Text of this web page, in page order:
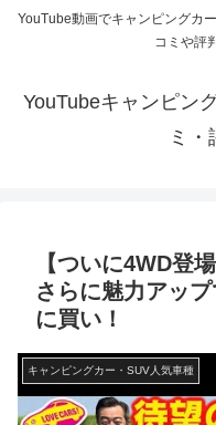
YouTube動画でキャンピングカ
コミや評
YouTubeキャンピン
ミ・
【ついに4WD登
さらに魅力アッ
に買い！
キャンピングカー・SUV人気車種